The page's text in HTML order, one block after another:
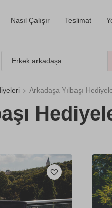
Nasıl Çalışır Teslimat
Erkek arkadaşa
Arkadaşa Yılbaşı